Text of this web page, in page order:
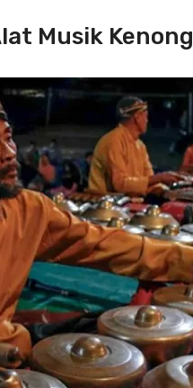
Musik Kenong